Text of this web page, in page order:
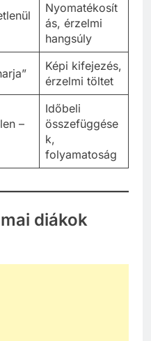
Nyomatékosít
ás, érzelmi
hangsúly
Képi kifejezés,
érzelmi töltet
–
Időbeli
összefüggése
k,
folyamatoság
diákok